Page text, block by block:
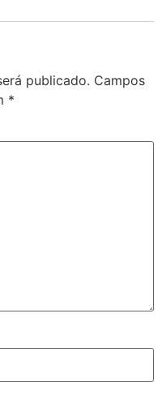
publicado. Campos
*